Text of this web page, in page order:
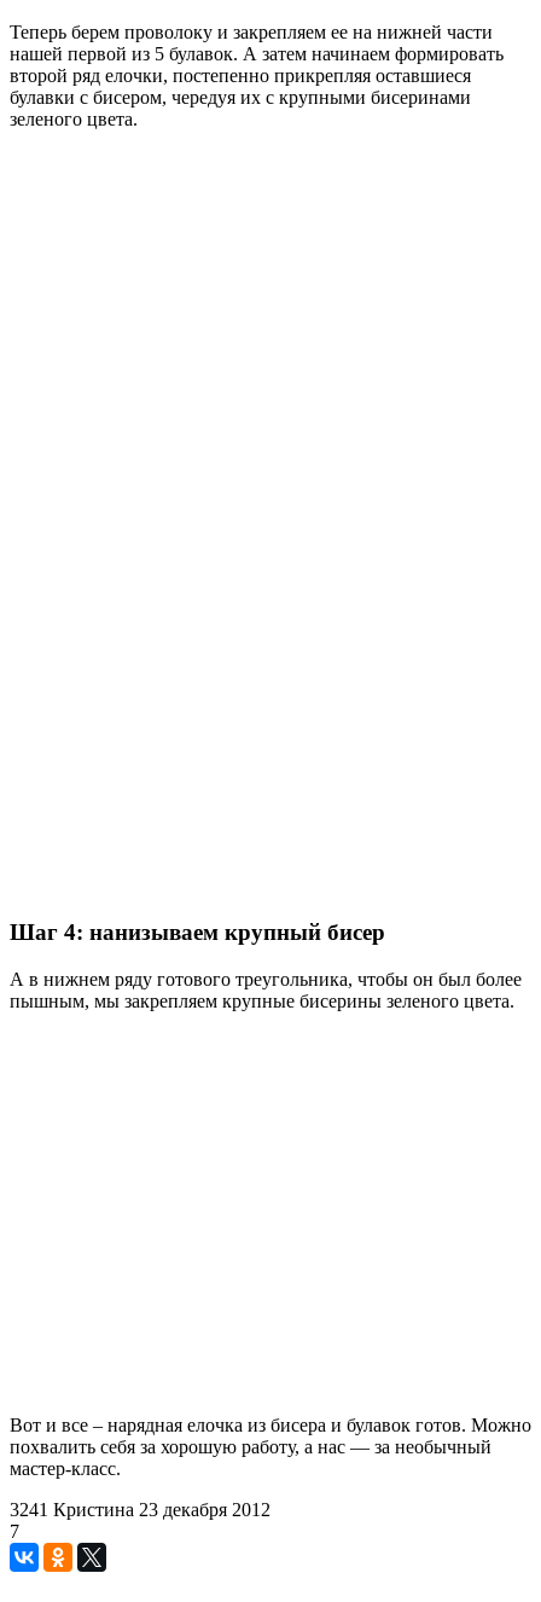
Теперь берем проволоку и закрепляем ее на нижней части
нашей первой из 5 булавок. А затем начинаем формировать
второй ряд елочки, постепенно прикрепляя оставшиеся
булавки с бисером, чередуя их с крупными бисеринами
зеленого цвета.
Шаг 4: нанизываем крупный бисер
А в нижнем ряду готового треугольника, чтобы он был более
пышным, мы закрепляем крупные бисерины зеленого цвета.
Вот и все – нарядная елочка из бисера и булавок готов. Можно
похвалить себя за хорошую работу, а нас — за необычный
мастер-класс.
3241 Кристина 23 декабря 2012
7